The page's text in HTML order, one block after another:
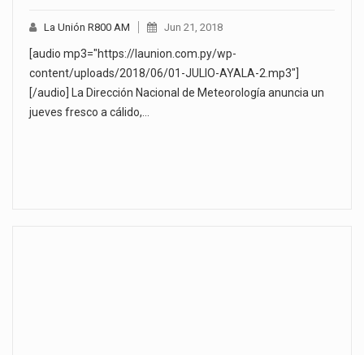
La Unión R800 AM Jun 21, 2018
[audio mp3="https://launion.com.py/wp-
content/uploads/2018/06/01-JULIO-AYALA-2.mp3"]
[/audio] La Dirección Nacional de Meteorología anuncia un
jueves fresco a cálido,…